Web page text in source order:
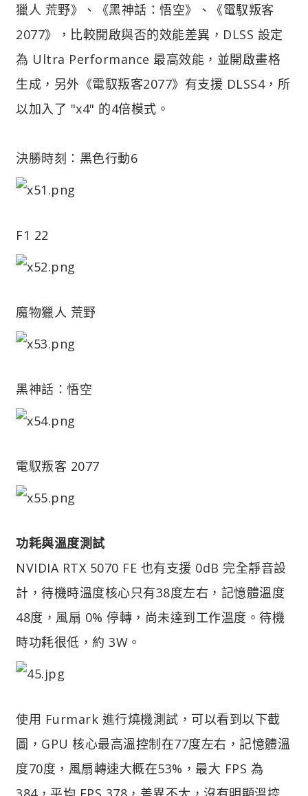
獵人 荒野》、《黑神話：悟空》、《電馭叛客
2077》，比較開啟與否的效能差異，DLSS 設定
為 Ultra Performance 最高效能，並開啟畫格
生成，另外《電馭叛客2077》有支援 DLSS4，所
以加入了 "x4" 的4倍模式。
決勝時刻：黑色行動6
F1 22
魔物獵人 荒野
黑神話：悟空
電馭叛客 2077
功耗與溫度測試
NVIDIA RTX 5070 FE 也有支援 0dB 完全靜音設
計，待機時溫度核心只有38度左右，記憶體溫度
48度，風扇 0% 停轉，尚未達到工作溫度。待機
時功耗很低，約 3W。
使用 Furmark 進行燒機測試，可以看到以下截
圖，GPU 核心最高溫控制在77度左右，記憶體溫
度70度，風扇轉速大概在53%，最大 FPS 為